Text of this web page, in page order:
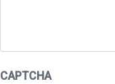
CAPTCHA